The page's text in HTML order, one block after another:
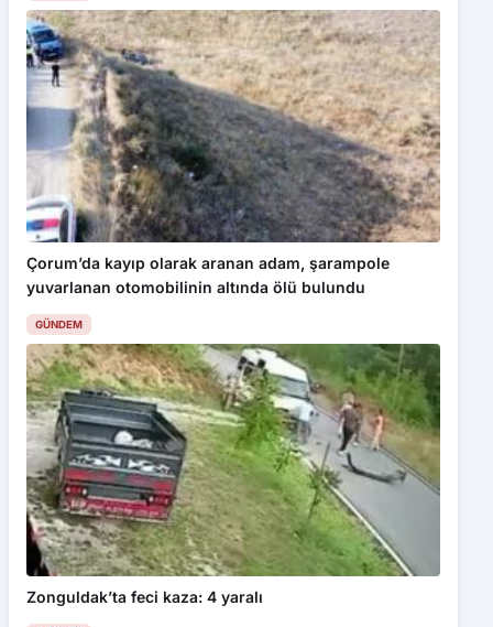
Çorum’da kayıp olarak aranan adam, şarampole
yuvarlanan otomobilinin altında ölü bulundu
GÜNDEM
Zonguldak’ta feci kaza: 4 yaralı